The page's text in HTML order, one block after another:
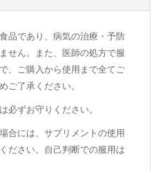
品であり、病気の治療・予防
せん。また、医師の処方で服
、ご購入から使用まで全てご
ご了承ください。
必ずお守りください。
合には、サプリメントの使用
ださい。自己判断での服用は